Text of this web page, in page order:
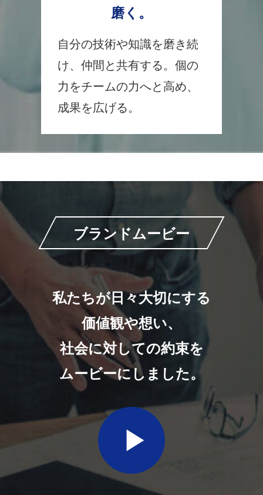
磨く。
自分の技術や知識を磨き続
け、仲間と共有する。個の
力をチームの力へと高め、
成果を広げる。
ブランドムービー
私たちが日々大切にする
価値観や想い、
社会に対しての約束を
ムービーにしました。